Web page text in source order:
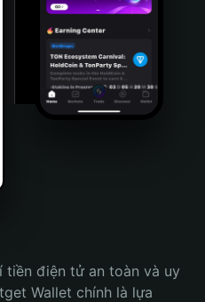
tiền điện tử an toàn và uy
Wallet chính là lựa